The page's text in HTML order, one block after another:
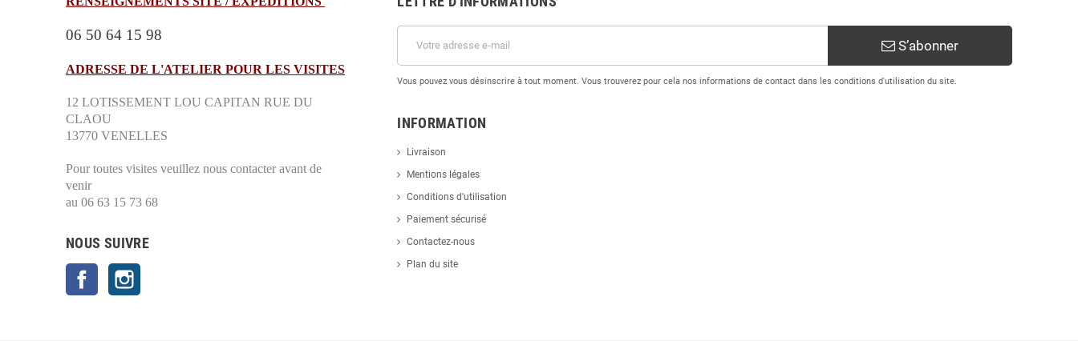
06 50 64 15 98
ADRESSE DE L'ATELIER POUR LES VISITES
12 LOTISSEMENT LOU CAPITAN RUE DU
CLAOU
13770 VENELLES
Pour toutes visites veuillez nous contacter avant de
venir
au 06 63 15 73 68
NOUS SUIVRE
Facebook
S’abonner
Vous pouvez vous désinscrire à tout moment. Vous trouverez pour cela nos informations de contact dans les conditions d'utilisation du site.
INFORMATION
Livraison
Mentions légales
Conditions d'utilisation
Paiement sécurisé
Contactez-nous
Plan du site